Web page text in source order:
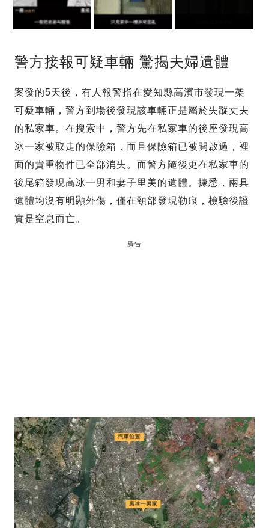
警方接報可疑車輛 驚揭夫婦遺體
案發的5天後，有人報警指在愛知縣高濱市發現一架
可疑車輛，警方到場後發現該車輛正是屬於失蹤丈夫
的私家車。在搜索中，警方先在私家車的後座發現高
冰一家被取走的保險箱，而且保險箱已被開啟過，裡
面的貴重物件已全部消失。而警方隨後更在私家車的
後尾箱發現高冰一男和妻子里美的遺體。據悉，兩具
遺體均沒有明顯外傷，僅在頸部發現勒痕，檢驗後證
實是窒息而亡。
廣告